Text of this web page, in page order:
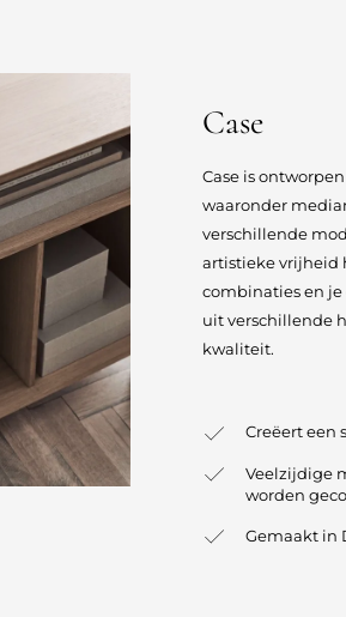
Case
Case is
waaronder
verschillende
artistieke vrijheid
combinaties en
uit verschillende
kwaliteit.
Creëert een
Veelzijdige
worden
Gemaakt in